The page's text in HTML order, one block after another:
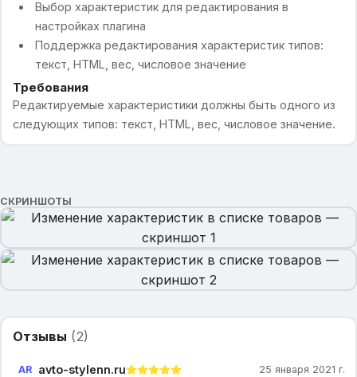
Выбор характеристик для редактирования в
настройках плагина
Поддержка редактирования характеристик типов:
текст, HTML, вес, числовое значение
Требования
Редактируемые характеристики должны быть одного из
следующих типов: текст, HTML, вес, числовое значение.
СКРИНШОТЫ
Отзывы (2)
AR avto-stylenn.ru 25 января 2021 г.